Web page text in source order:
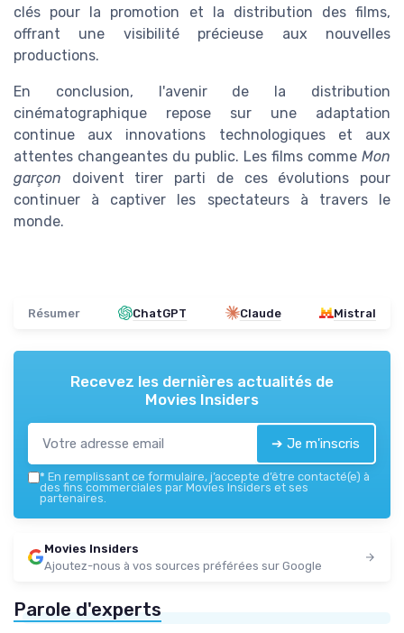
clés pour la promotion et la distribution des films,
offrant une visibilité précieuse aux nouvelles
productions.
En conclusion, l'avenir de la distribution
cinématographique repose sur une adaptation
continue aux innovations technologiques et aux
attentes changeantes du public. Les films comme Mon
garçon doivent tirer parti de ces évolutions pour
continuer à captiver les spectateurs à travers le
monde.
Résumer ChatGPT Claude Mistral
Recevez les dernières actualités de
Movies Insiders
➔ Je m'inscris
* En remplissant ce formulaire, j’accepte d’être contacté(e) à
des fins commerciales par Movies Insiders et ses
partenaires.
Movies Insiders
Ajoutez-nous à vos sources préférées sur Google
Parole d'experts